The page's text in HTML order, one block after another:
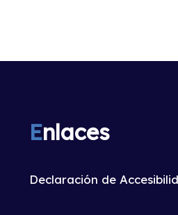
Enlaces
Declaración de